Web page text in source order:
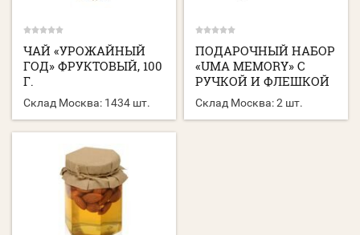
ЧАЙ «УРОЖАЙНЫЙ
ГОД» ФРУКТОВЫЙ, 100
Г.
Склад Москва: 1434 шт.
ПОДАРОЧНЫЙ НАБОР
«UMA MEMORY» С
РУЧКОЙ И ФЛЕШКОЙ
Склад Москва: 2 шт.